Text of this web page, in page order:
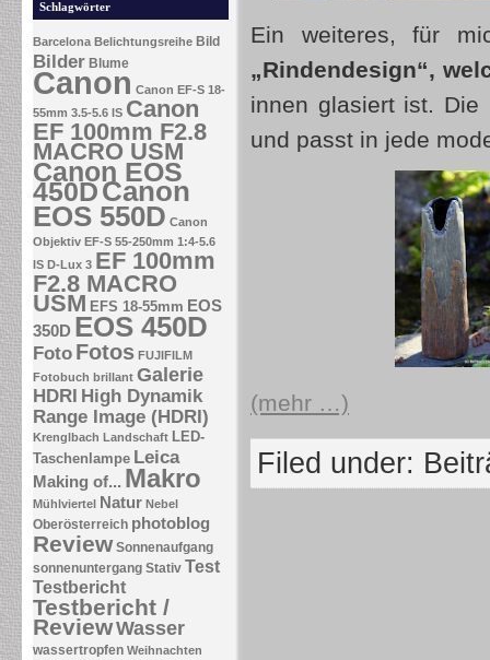
Schlagwörter
Barcelona Belichtungsreihe Bild
Bilder Blume
Canon Canon EF-S 18-
55mm 3.5-5.6 IS Canon
EF 100mm F2.8
MACRO USM
Canon EOS
450DCanon
EOS 550D Canon
Objektiv EF-S 55-250mm 1:4-5.6
IS D-Lux 3 EF 100mm
F2.8 MACRO
USM EFS 18-55mm EOS
350D EOS 450D
Foto Fotos FUJIFILM
Fotobuch brillant Galerie
HDRI High Dynamik
Range Image (HDRI)
Krenglbach Landschaft LED-
Taschenlampe Leica
Making of... Makro
Mühlviertel Natur Nebel
Oberösterreich photoblog
Review Sonnenaufgang
sonnenuntergang Stativ Test
Testbericht
Testbericht /
ReviewWasser
wassertropfen Weihnachten
Ein weiteres, für
„Rindendesign“,
innen glasiert ist. Die
und passt in jede
(mehr …)
Filed under: